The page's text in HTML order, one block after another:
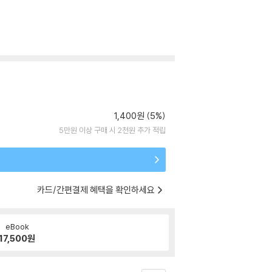
1,400원 (5%)
5만원 이상 구매 시 2천원 추가 적립
카드/간편결제 혜택을 확인하세요
eBook
원